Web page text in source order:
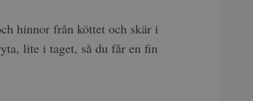
hinnor från köttet och skär i
lite i taget, så du får en fin